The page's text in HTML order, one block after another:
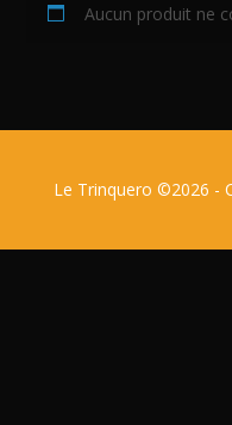
Aucun produit ne
Le Trinquero ©2026 -